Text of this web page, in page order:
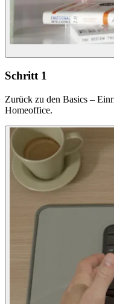
Schritt 1
Zurück zu den Basics –
Homeoffice.